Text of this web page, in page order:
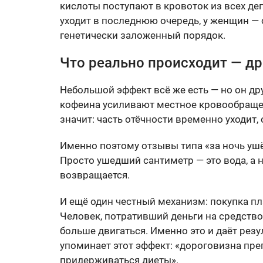
кислоты поступают в кровоток из всех
уходит в последнюю очередь, у женщин
генетически заложенный порядок.
Что реально происходит —
Небольшой эффект всё же есть — но он
кофеина усиливают местное
значит: часть отёчности временно
Именно поэтому отзывы типа «за ночь
Просто ушедший сантиметр — это вода, а
возвращается.
И ещё один честный механизм: покупка
Человек, потративший деньги на
больше двигаться. Именно это и даёт
упоминает этот эффект: «дороговизна
придерживаться диеты».